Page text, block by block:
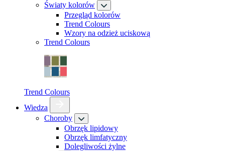
Światy kolorów
Przegląd kolorów
Trend Colours
Wzory na odzież uciskową
Trend Colours
Trend Colours
Wiedza
Choroby
Obrzęk lipidowy
Obrzęk limfatyczny
Dolegliwości żylne